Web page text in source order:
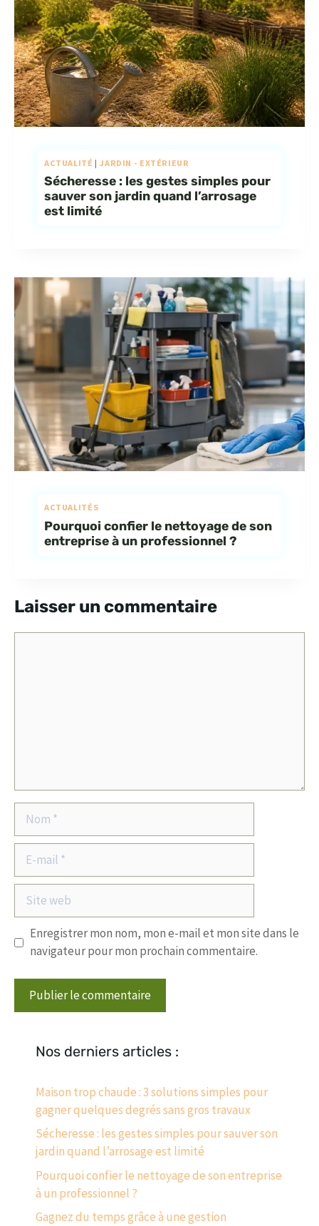
ACTUALITÉ | JARDIN - EXTÉRIEUR
Sécheresse : les gestes simples pour
sauver son jardin quand l’arrosage
est limité
ACTUALITÉS
Pourquoi confier le nettoyage de son
entreprise à un professionnel ?
Laisser un commentaire
mail
Site
web
Enregistrer mon nom, mon e-mail et mon site dans le
navigateur pour mon prochain commentaire.
Nos derniers articles :
Maison trop chaude : 3 solutions simples pour
gagner quelques degrés sans gros travaux
Sécheresse : les gestes simples pour sauver son
jardin quand l’arrosage est limité
Pourquoi confier le nettoyage de son entreprise
à un professionnel ?
Gagnez du temps grâce à une gestion